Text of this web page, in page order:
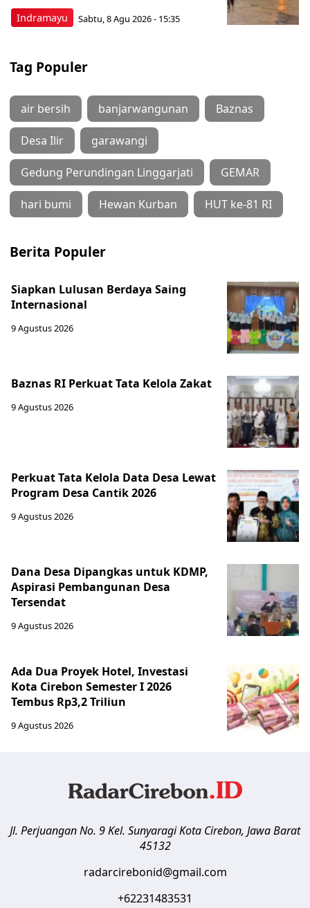
Indramayu Sabtu, 8 Agu 2026 - 15:35
Tag Populer
air bersih banjarwangunan Baznas
Desa Ilir garawangi
Gedung Perundingan Linggarjati GEMAR
hari bumi Hewan Kurban HUT ke-81 RI
Berita Populer
Siapkan Lulusan Berdaya Saing
Internasional
9 Agustus 2026
Baznas RI Perkuat Tata Kelola Zakat
9 Agustus 2026
Perkuat Tata Kelola Data Desa Lewat
Program Desa Cantik 2026
9 Agustus 2026
Dana Desa Dipangkas untuk KDMP,
Aspirasi Pembangunan Desa
Tersendat
9 Agustus 2026
Ada Dua Proyek Hotel, Investasi
Kota Cirebon Semester I 2026
Tembus Rp3,2 Triliun
9 Agustus 2026
Jl. Perjuangan No. 9 Kel. SunyaragiKota Cirebon, Jawa Barat
45132
radarcirebonid@gmail.com
+62231483531